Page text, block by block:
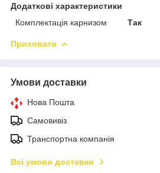
Додаткові характеристики
Комплектація карнизом
Так
Приховати
Умови доставки
Нова Пошта
Самовивіз
Транспортна компанія
Всі умови доставки